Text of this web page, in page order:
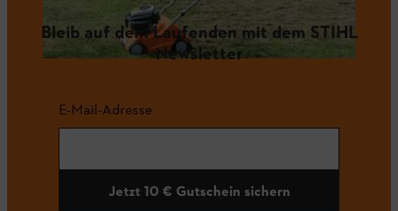
Bleib auf dem Laufenden mit dem STIHL
Newsletter
E-Mail-Adresse
Jetzt 10 € Gutschein sichern